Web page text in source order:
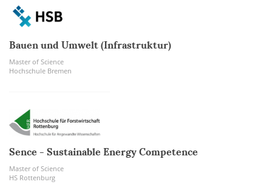
Bauen und Umwelt (Infrastruktur)
Master of Science
Hochschule Bremen
Sence - Sustainable Energy Competence
Master of Science
HS Rottenburg